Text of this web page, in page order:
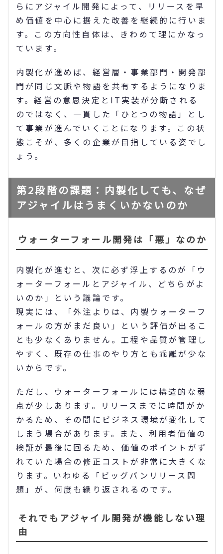
らにアジャイル開発によって、リリースを早
め価値を中心に据えた改善を継続的に行いま
す。この方向性自体は、きわめて理にかなっ
ています。
内製化が進めば、経営層・事業部門・開発部
門が同じ文脈や物語を共有するようになりま
す。経営の意思決定とIT実装が分断される
のではなく、一貫した「ひとつの物語」とし
て事業が進んでいくことになります。この状
態こそが、多くの企業が目指している姿でし
ょう。
第2段階の課題：内製化しても、なぜ
アジャイルはうまくいかないのか
ウォーターフォール開発は「悪」なのか
内製化が進むと、次に必ず浮上するのが「ウ
ォーターフォールとアジャイル、どちらがよ
いのか」という議論です。
現実には、「外注よりは、内製ウォーターフ
ォールの方がまだ良い」という評価が出るこ
とも少なくありません。工程や品質が管理し
やすく、既存の仕事のやり方とも乖離が少な
いからです。
ただし、ウォーターフォールには構造的な弱
点が少しあります。リリースまでに時間がか
かるため、その間にビジネス環境が変化して
しまう場合があります。また、利用者価値の
検証が最後に回るため、価値のポイントがず
れていた場合の修正コストが非常に大きくな
ります。いわゆる「ビッグバンリリース問
題」が、何度も繰り返されるのです。
それでもアジャイル開発が機能しない理
由